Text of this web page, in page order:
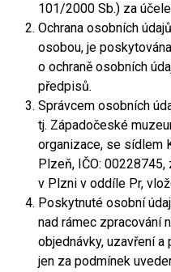
101/2000 Sb.) za
Ochrana osobních
osobou, je
o ochraně osobních
předpisů.
Správcem osobních
tj. Západočeské
organizace, se sídlem
Plzeň, IČO: 00228745,
v Plzni v oddíle Pr,
Poskytnuté osobní
nad rámec zpracování
objednávky, uzavření a
jen za podmínek